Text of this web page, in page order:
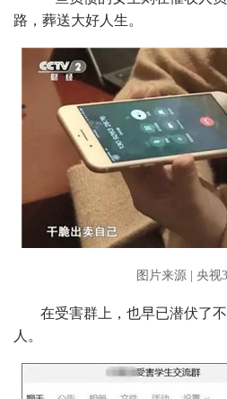
路，葬送大好人生。
图片来源 | 央视
在受害群上，也早已潜伏了
人。